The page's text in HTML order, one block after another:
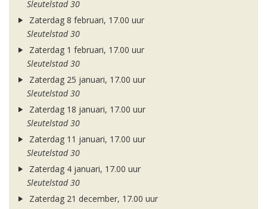
Sleutelstad 30
Zaterdag 8 februari, 17.00 uur
Sleutelstad 30
Zaterdag 1 februari, 17.00 uur
Sleutelstad 30
Zaterdag 25 januari, 17.00 uur
Sleutelstad 30
Zaterdag 18 januari, 17.00 uur
Sleutelstad 30
Zaterdag 11 januari, 17.00 uur
Sleutelstad 30
Zaterdag 4 januari, 17.00 uur
Sleutelstad 30
Zaterdag 21 december, 17.00 uur